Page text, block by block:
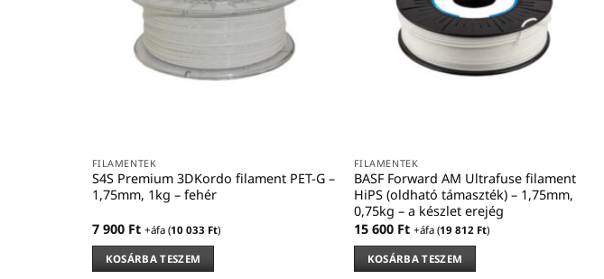
FILAMENTEK
S4S Premium 3DKordo filament PET-G –
1,75mm, 1kg – fehér
7 900 Ft +áfa (10 033 Ft)
KOSÁRBA TESZEM
FILAMENTEK
BASF Forward AM Ultrafuse filament
HiPS (oldható támaszték) – 1,75mm,
0,75kg – a készlet erejég
15 600 Ft +áfa (19 812 Ft)
KOSÁRBA TESZEM